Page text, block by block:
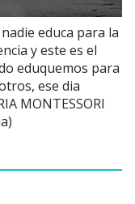
educa para la
y este es el
eduquemos para
ese dia
MONTESSORI